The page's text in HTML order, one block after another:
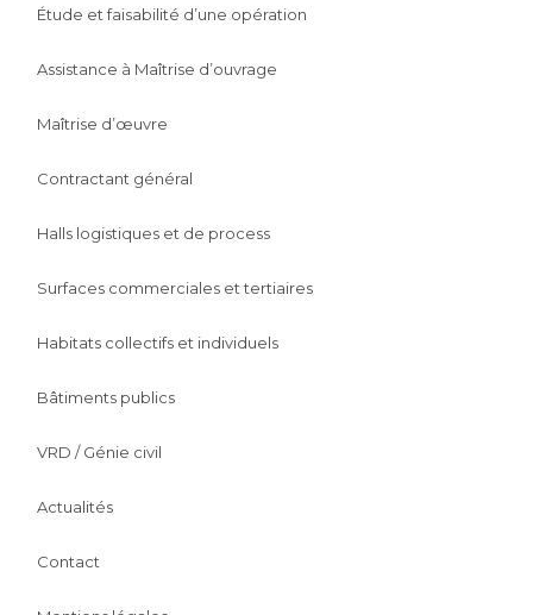
Étude et faisabilité d’une opération
Assistance à Maîtrise d’ouvrage
Maîtrise d’œuvre
Contractant général
Halls logistiques et de process
Surfaces commerciales et tertiaires
Habitats collectifs et individuels
Bâtiments publics
VRD / Génie civil
Actualités
Contact